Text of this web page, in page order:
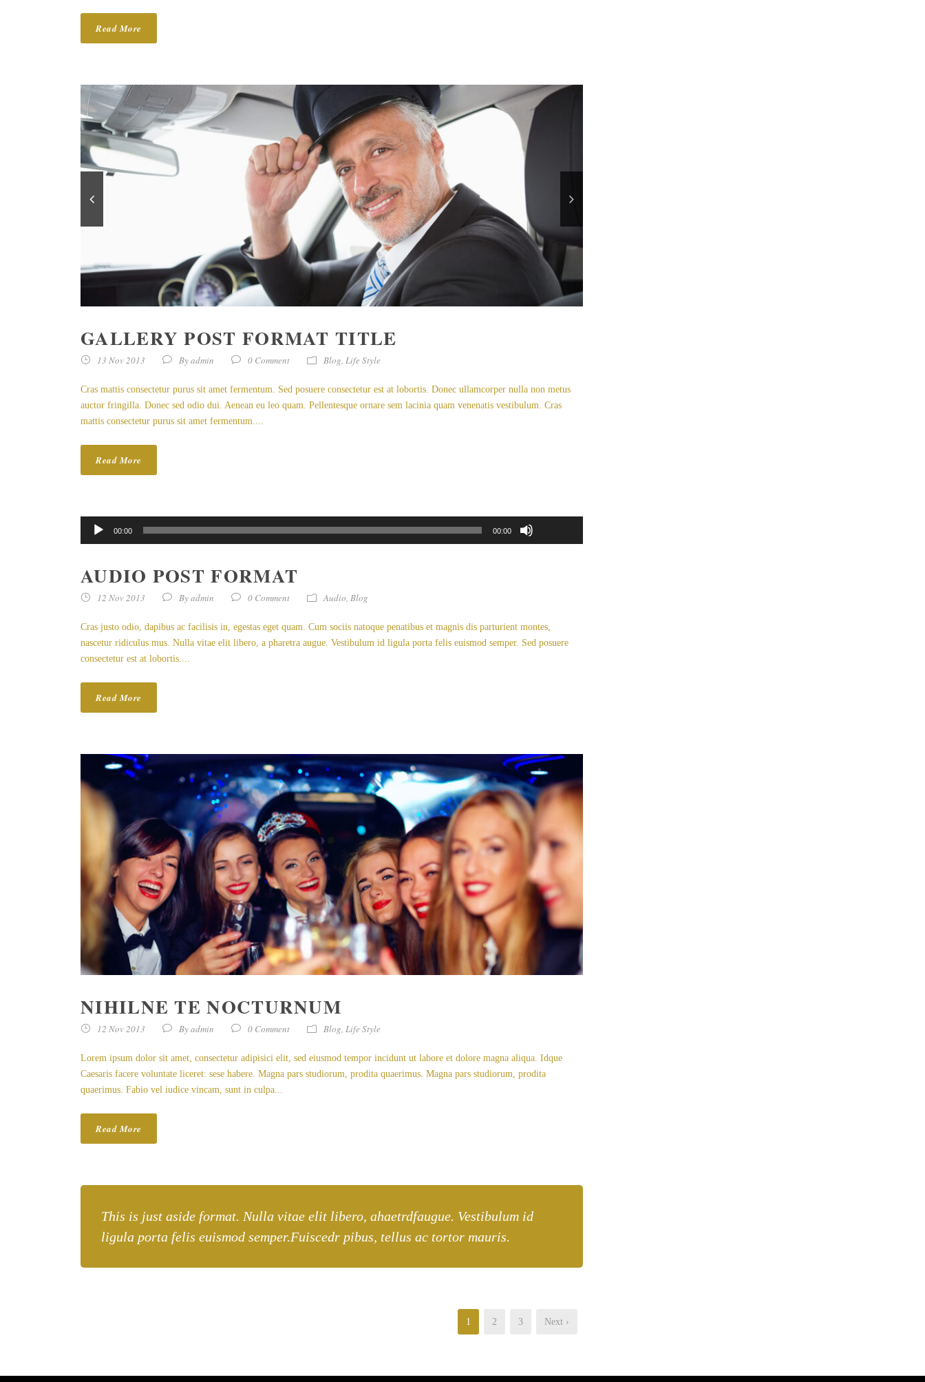
Read More
GALLERY POST FORMAT TITLE
13 Nov 2013 Byadmin 0 Comment Blog Life Style
Cras mattis consectetur purus sit amet fermentum. Sed posuere consectetur est at lobortis. Donec ullamcorper nulla non metus
auctor fringilla. Donec sed odio dui. Aenean eu leo quam. Pellentesque ornare sem lacinia quam venenatis vestibulum. Cras
mattis consectetur purus sit amet fermentum....
Read More
00:00 00:00
Up/Down
volume.
AUDIO POST FORMAT
12 Nov 2013 Byadmin 0 Comment Audio Blog
Cras justo odio, dapibus ac facilisis in, egestas eget quam. Cum sociis natoque penatibus et magnis dis parturient montes,
nascetur ridiculus mus. Nulla vitae elit libero, a pharetra augue. Vestibulum id ligula porta felis euismod semper. Sed posuere
consectetur est at lobortis....
Read More
NIHILNE TE NOCTURNUM
12 Nov 2013 Byadmin 0 Comment Blog, Life Style
Lorem ipsum dolor sit amet, consectetur adipisici elit, sed eiusmod tempor incidunt ut labore et dolore magna aliqua. Idque
Caesaris facere voluntate liceret: sese habere. Magna pars studiorum, prodita quaerimus. Magna pars studiorum, prodita
quaerimus. Fabio vel iudice vincam, sunt in culpa...
Read More
This is just aside format. Nulla vitae elit libero, ahaetrdfaugue. Vestibulum id
ligula porta felis euismod semper.Fuiscedr pibus, tellus ac tortor mauris.
1 2 3 Next ›